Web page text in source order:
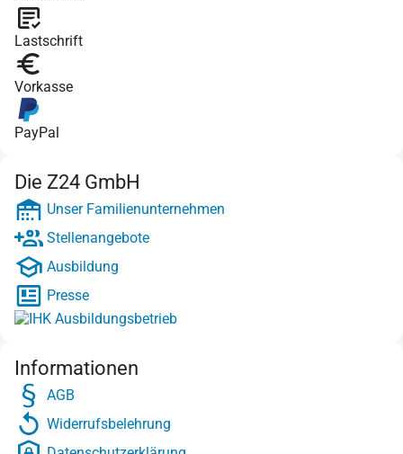
Lastschrift
Vorkasse
PayPal
Die Z24 GmbH
Unser Familienunternehmen
Stellenangebote
Ausbildung
Presse
Informationen
AGB
Widerrufsbelehrung